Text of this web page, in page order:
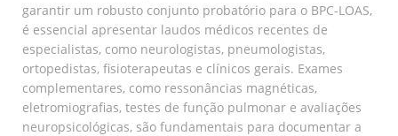
garantir um robusto conjunto probatório para o BPC-LOAS,
é essencial apresentar laudos médicos recentes de
especialistas, como neurologistas, pneumologistas,
ortopedistas, fisioterapeutas e clínicos gerais. Exames
complementares, como ressonâncias magnéticas,
eletromiografias, testes de função pulmonar e avaliações
neuropsicológicas, são fundamentais para documentar a